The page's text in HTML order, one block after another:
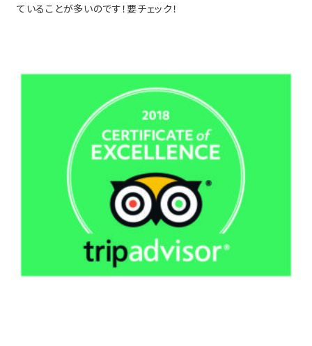
ていることが多いのです！要チェック！